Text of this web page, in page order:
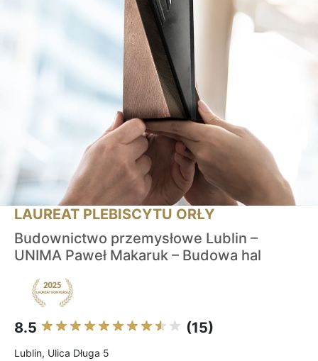
LAUREAT PLEBISCYTU ORŁY
Budownictwo przemysłowe Lublin –
UNIMA Paweł Makaruk – Budowa hal
8.5 (15)
Lublin, Ulica Długa 5